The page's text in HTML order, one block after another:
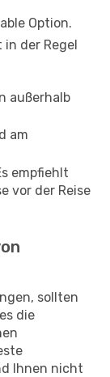
Option.
der Regel
außerhalb
am
empfiehlt
vor der Reise
sollten
die
Ihnen nicht